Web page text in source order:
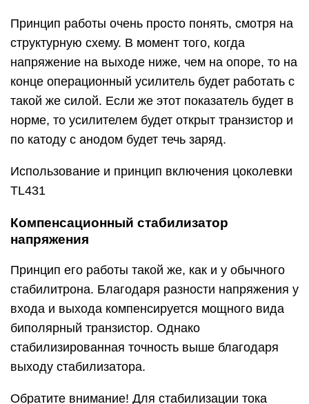
Принцип работы очень просто понять, смотря на
структурную схему. В момент того, когда
напряжение на выходе ниже, чем на опоре, то на
конце операционный усилитель будет работать с
такой же силой. Если же этот показатель будет в
норме, то усилителем будет открыт транзистор и
по катоду с анодом будет течь заряд.
Использование и принцип включения цоколевки
TL431
Компенсационный стабилизатор
напряжения
Принцип его работы такой же, как и у обычного
стабилитрона. Благодаря разности напряжения у
входа и выхода компенсируется мощного вида
биполярный транзистор. Однако
стабилизированная точность выше благодаря
выходу стабилизатора.
Обратите внимание! Для стабилизации тока